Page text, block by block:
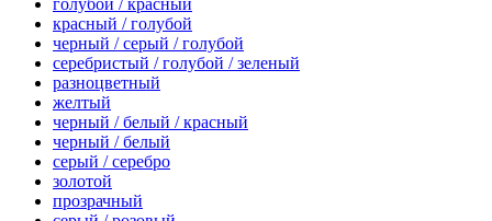
голубой / красный
красный / голубой
черный / серый / голубой
серебристый / голубой / зеленый
разноцветный
желтый
черный / белый / красный
черный / белый
серый / серебро
золотой
прозрачный